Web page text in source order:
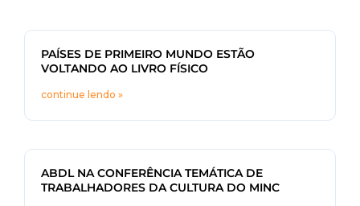
PAÍSES DE PRIMEIRO MUNDO ESTÃO
VOLTANDO AO LIVRO FÍSICO
continue lendo »
ABDL NA CONFERÊNCIA TEMÁTICA DE
TRABALHADORES DA CULTURA DO MINC